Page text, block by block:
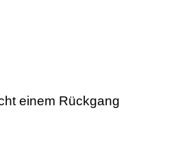
einem Rückgang